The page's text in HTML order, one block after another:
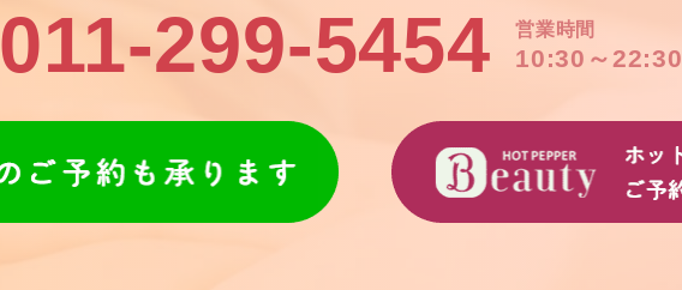
011-299-5454 営業時間
10:30～22:30